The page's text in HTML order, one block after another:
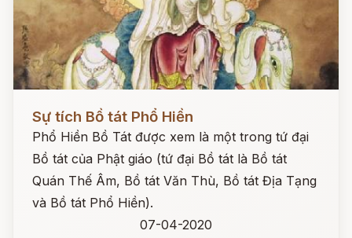
Sự tích Bồ tát Phổ Hiền
Phổ Hiền Bồ Tát được xem là một trong tứ đại
Bồ tát của Phật giáo (tứ đại Bồ tát là Bồ tát
Quán Thế Âm, Bồ tát Văn Thù, Bồ tát Địa Tạng
và Bồ tát Phổ Hiền).
07-04-2020